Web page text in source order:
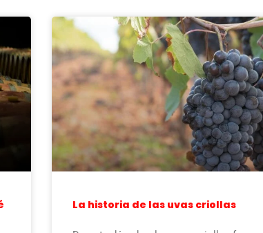
La historia de las uvas criollas